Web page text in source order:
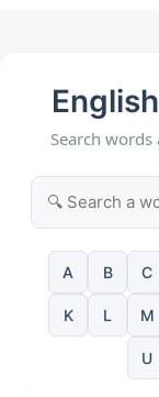
Search
A B C
K L M
U